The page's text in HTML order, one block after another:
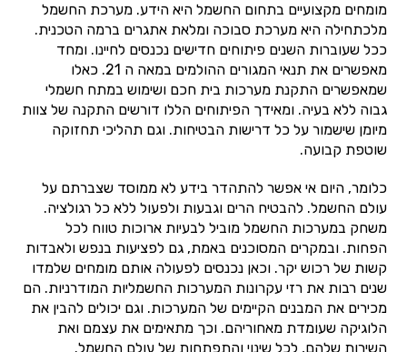
מומחים מקצועיים בתחום החשמל היא הידע. מערכת החשמל
מלכתחילה היא מערכת סבוכה ומלאת אתגרים ברמה הטכנית.
ככל שעוברות השנים פיתוחים חדישים נכנסים לחיינו. ומחד
מאפשרים את תנאי המגורים ההולמים במאה ה 21. כאלו
שמאפשרים התקנת מערכות בית חכם ושימוש במתח חשמלי
גבוה ללא בעיה. ומאידך הפיתוחים הללו דורשים התקנה של צוות
מיומן שישמור על כל דרישות הבטיחות. וגם תהליכי תחזוקה
שוטפת קבועה.
כלומר, היום אי אפשר להתהדר בידע לא ממוסד שצברתם על
עולם החשמל. להבטיח הרים וגבעות ולפעול ללא כל רגולציה.
משחק במערכות החשמל מוביל לבעיות ארוכות טווח לכל
הפחות. ובמקרים המסוכנים באמת, גם לפציעות בנפש ולאבדות
קשות של רכוש יקר. וכאן נכנסים לפעולה אותם מומחים שלמדו
שנים רבות את רזי עקרונות המערכות החשמליות המודרניות. הם
מכירים את המבנים הקיימים של המערכות. וגם יכולים להבין את
הלוגיקה שעומדת מאחוריהם. וכך מתאימים את עצמם ואת
השירות שלהם, לכל שינוי והתפתחות של עולם החשמל.